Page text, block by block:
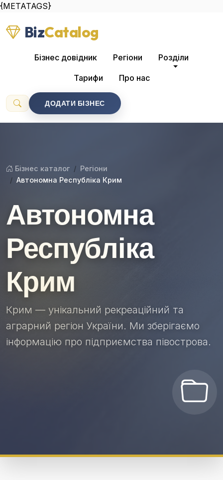
{METATAGS}
BizCatalog
Бізнес довідник Регіони Розділи
Тарифи Про нас
ДОДАТИ БІЗНЕС
Бізнес каталог
Регіони
Автономна Республіка Крим
Автономна
Республіка
Крим
Крим — унікальний рекреаційний та
аграрний регіон України. Ми зберігаємо
інформацію про підприємства півострова.